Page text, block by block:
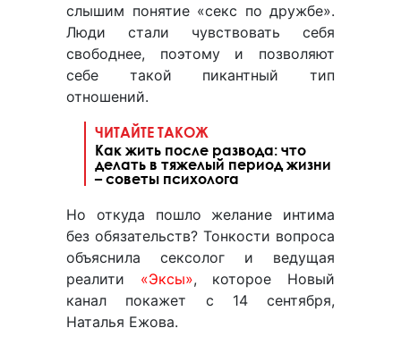
слышим понятие «секс по дружбе».
Люди стали чувствовать себя
свободнее, поэтому и позволяют
себе такой пикантный тип
отношений.
ЧИТАЙТЕ ТАКОЖ
Как жить после развода: что
делать в тяжелый период жизни
– советы психолога
Но откуда пошло желание интима
без обязательств? Тонкости вопроса
объяснила сексолог и ведущая
реалити «Эксы», которое Новый
канал покажет с 14 сентября,
Наталья Ежова.